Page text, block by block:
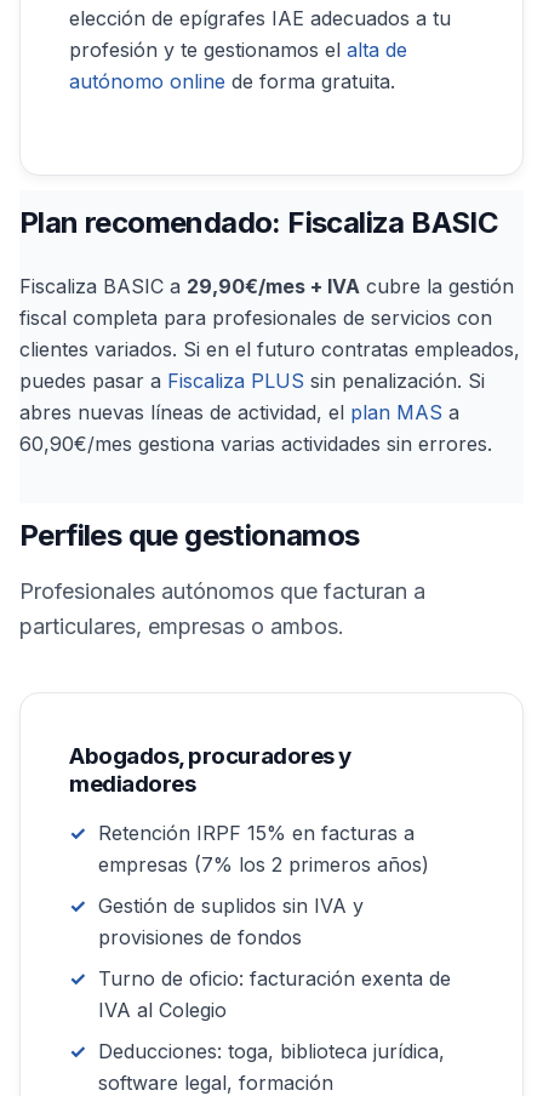
elección de epígrafes IAE adecuados a tu
profesión y te gestionamos el alta de
autónomo online de forma gratuita.
Plan recomendado: Fiscaliza BASIC
Fiscaliza BASIC a 29,90€/mes + IVA cubre la gestión
fiscal completa para profesionales de servicios con
clientes variados. Si en el futuro contratas empleados,
puedes pasar a Fiscaliza PLUS sin penalización. Si
abres nuevas líneas de actividad, el plan MAS a
60,90€/mes gestiona varias actividades sin errores.
Perfiles que gestionamos
Profesionales autónomos que facturan a
particulares, empresas o ambos.
Abogados, procuradores y
mediadores
Retención IRPF 15% en facturas a
empresas (7% los 2 primeros años)
Gestión de suplidos sin IVA y
provisiones de fondos
Turno de oficio: facturación exenta de
IVA al Colegio
Deducciones: toga, biblioteca jurídica,
software legal, formación